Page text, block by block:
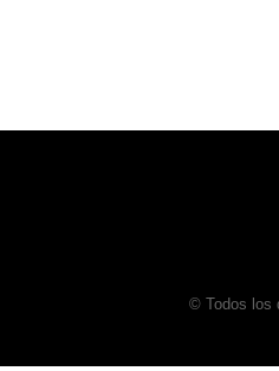
© Todos los